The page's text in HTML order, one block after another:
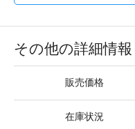
その他の詳細情報
販売価格
在庫状況